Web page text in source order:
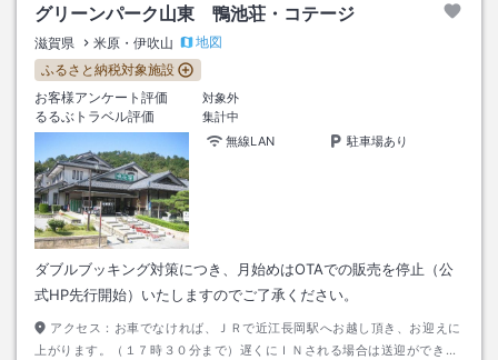
グリーンパーク山東 鴨池荘・コテージ
滋賀県 米原・伊吹山
地図
ふるさと納税対象施設
お客様アンケート評価
対象外
るるぶトラベル評価
集計中
無線LAN
駐車場あり
ダブルブッキング対策につき、月始めはOTAでの販売を停止（公
式HP先行開始）いたしますのでご了承ください。
アクセス： お車でなければ、ＪＲで近江長岡駅へお越し頂き、お迎えに
上がります。（１７時３０分まで）遅くにＩＮされる場合は送迎ができか